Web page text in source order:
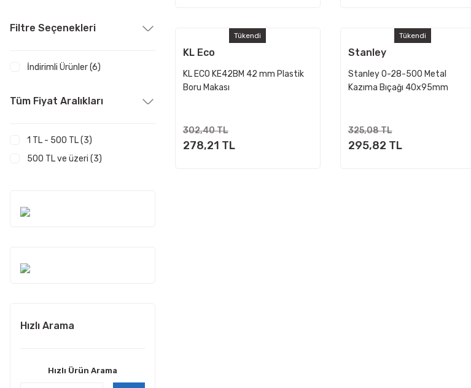
Filtre Seçenekleri
İndirimli Ürünler (6)
Tüm Fiyat Aralıkları
1 TL - 500 TL (3)
500 TL ve üzeri (3)
Hızlı Arama
Hızlı Ürün Arama
Tükendi
KL Eco
KL ECO KE42BM 42 mm Plastik
Boru Makası
302,40 TL
278,21 TL
Tükendi
Stanley
Stanley 0-28-500 Metal
Kazıma Bıçağı 40x95mm
325,08 TL
295,82 TL